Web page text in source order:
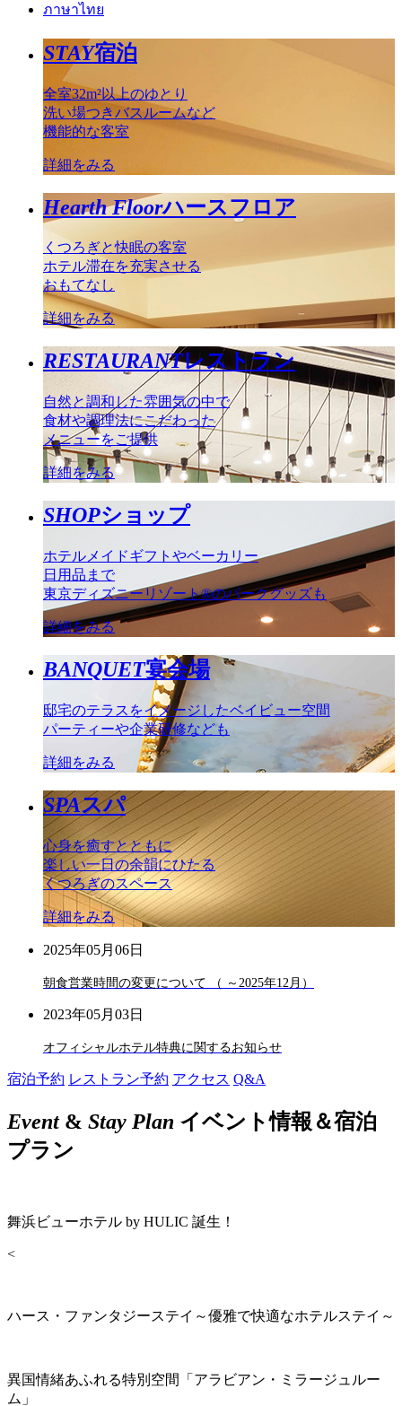
ภาษาไทย
STAY宿泊
全室32m²以上のゆとり
洗い場つきバスルームなど
機能的な客室
詳細をみる
Hearth Floorハースフロア
くつろぎと快眠の客室
ホテル滞在を充実させる
おもてなし
詳細をみる
RESTAURANTレストラン
自然と調和した雰囲気の中で
食材や調理法にこだわった
メニューをご提供
詳細をみる
SHOPショップ
ホテルメイドギフトやベーカリー
日用品まで
東京ディズニーリゾート®のパークグッズも
詳細をみる
BANQUET宴会場
邸宅のテラスをイメージしたベイビュー空間
パーティーや企業研修なども
詳細をみる
SPAスパ
心身を癒すとともに
楽しい一日の余韻にひたる
くつろぎのスペース
詳細をみる
2025年05月06日
朝食営業時間の変更について （ ～2025年12月）
2023年05月03日
オフィシャルホテル特典に関するお知らせ
宿泊予約 レストラン予約 アクセス Q&A
Event& Stay Plan イベント情報＆宿泊
プラン
舞浜ビューホテル by HULIC 誕生！
<
ハース・ファンタジーステイ～優雅で快適なホテルステイ～
異国情緒あふれる特別空間「アラビアン・ミラージュルー
ム」